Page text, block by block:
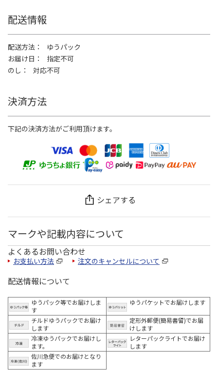
配送情報
配送方法
ゆうパック
お届け日
指定不可
のし
対応不可
決済方法
下記の決済方法がご利用頂けます。
シェアする
マークや記載内容について
よくあるお問い合わせ
お支払い方法 注文のキャンセルについて
配送情報について
ゆうパック等でお届けしま
す
ゆうパケットでお届けします
チルドゆうパックでお届け
します
定形外郵便(簡易書留)でお届
けします
冷凍ゆうパックでお届けし
ます。
レターパックライトでお届け
します
佐川急便でのお届けとなり
ます